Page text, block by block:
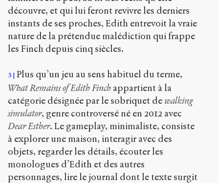
découvre, et qui lui feront revivre les derniers
instants de ses proches, Edith entrevoit la vraie
nature de la prétendue malédiction qui frappe
les Finch depuis cinq siècles.
3
Plus qu’un jeu au sens habituel du terme,
What Remains of Edith Finch appartient à la
catégorie désignée par le sobriquet dewalking
simulator, genre controversé né en 2012 avec
Dear Esther. Le gameplay, minimaliste, consiste
à explorer une maison, interagir avec des
objets, regarder les détails, écouter les
monologues d’Edith et des autres
personnages, lire le journal dont le texte surgit